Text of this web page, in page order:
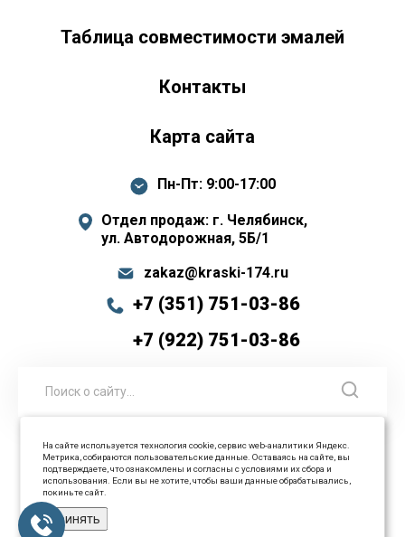
Таблица совместимости эмалей
Контакты
Карта сайта
Пн-Пт: 9:00-17:00
Отдел продаж: г. Челябинск,
ул. Автодорожная, 5Б/1
zakaz@kraski-174.ru
+7 (351) 751-03-86
+7 (922) 751-03-86
© 2026 ООО Промышленные технологии Все права
защищены
На сайте используется технология cookie, сервис web-аналитики Яндекс.
Метрика, собираются пользовательские данные. Оставаясь на сайте, вы
подтверждаете, что ознакомлены и согласны с условиями их сбора и
использования. Если вы не хотите, чтобы ваши данные обрабатывались,
покиньте сайт.
Принять